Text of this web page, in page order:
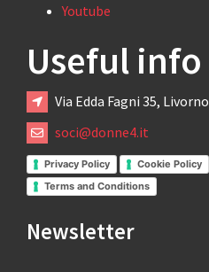
Youtube
Useful info
Via Edda Fagni 35, Livorno
soci@donne4.it
Privacy Policy
Cookie Policy
Terms and Conditions
Newsletter